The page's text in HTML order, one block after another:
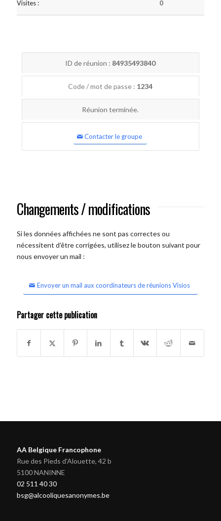
Visites : 0
ID de réunion : 84935493840
Code / mot de passe : 1234
Réunion terminée.
Contacter le groupe
Changements / modifications
Si les données affichées ne sont pas correctes ou
nécessitent d'être corrigées, utilisez le bouton suivant pour
nous envoyer un mail :
Envoyer un mail aux coordinateurs de réunions Visios
Partager cette publication
AA Belgique Francophone
Rue des Pieds d'Alouette, 42 b
5100 NANINNE
02 511 40 30
bsg@alcooliquesanonymes.be